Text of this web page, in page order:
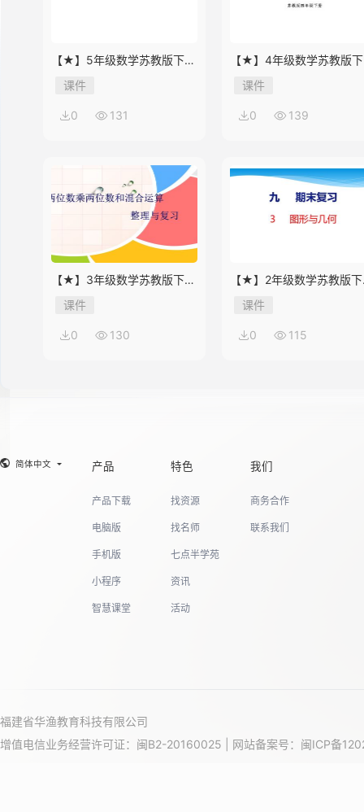
【★】5年级数学苏教版下册
课件第8单元《单元复习》
课件
0 131
【★】4年级数学苏教版
课件第9单元《单元复习》
课件
0 139
【★】3年级数学苏教版下册
课件第10单元《单元复习》
课件
0 130
【★】2年级数学苏教版
课件第9单元《期末复习》
课件
0 115
简体中文 产品
产品下载
电脑版
手机版
小程序
智慧课堂
特色
找资源
找名师
七点半学苑
资讯
活动
我们
商务合作
联系我们
福建省华渔教育科技有限公司
增值电信业务经营许可证：闽B2-20160025 | 网站备案号： 闽ICP备